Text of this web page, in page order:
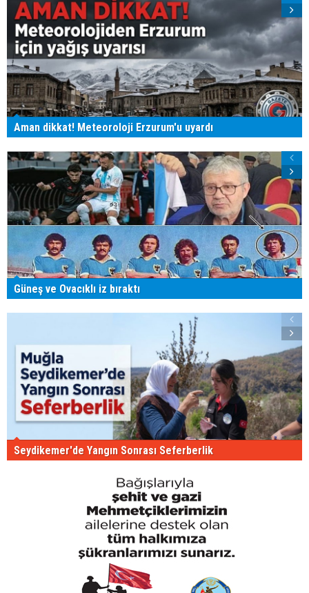
Aman dikkat! Meteoroloji Erzurum'u uyardı
Güneş ve Ovacıklı iz bıraktı
Seydikemer'de Yangın Sonrası Seferberlik